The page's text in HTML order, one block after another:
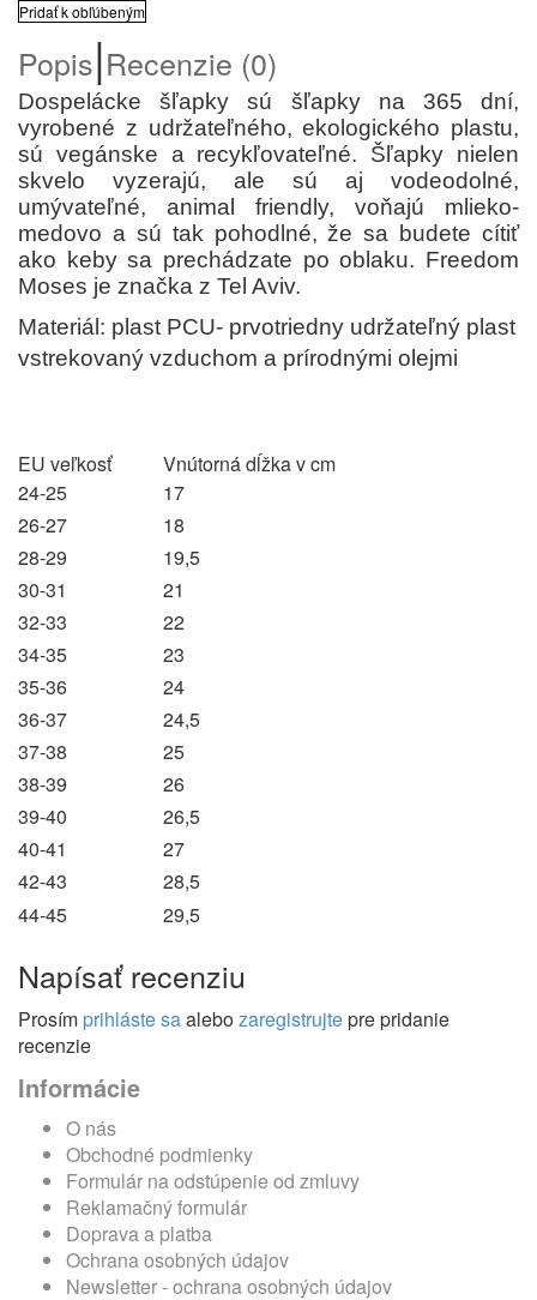
Pridať k obľúbeným
Popis|Recenzie (0)
Dospelácke šľapky sú šľapky na 365 dní,
vyrobené z udržateľného, ekologického plastu,
sú vegánske a recykľovateľné. Šľapky nielen
skvelo vyzerajú, ale sú aj vodeodolné,
umývateľné, animal friendly, voňajú mlieko-
medovo a sú tak pohodlné, že sa budete cítiť
ako keby sa prechádzate po oblaku. Freedom
Moses je značka z Tel Aviv.
Materiál: plast PCU- prvotriedny udržateľný plast
vstrekovaný vzduchom a prírodnými olejmi
EU veľkosť
Vnútorná dĺžka v cm
24-25
17
26-27
18
28-29
19,5
30-31
21
32-33
22
34-35
23
35-36
24
36-37
24,5
37-38
25
38-39
26
39-40
26,5
40-41
27
42-43
28,5
44-45
29,5
Napísať recenziu
Prosím prihláste saalebozaregistrujtepre pridanie
recenzie
Informácie
O nás
Obchodné podmienky
Formulár na odstúpenie od zmluvy
Reklamačný formulár
Doprava a platba
Ochrana osobných údajov
Newsletter - ochrana osobných údajov